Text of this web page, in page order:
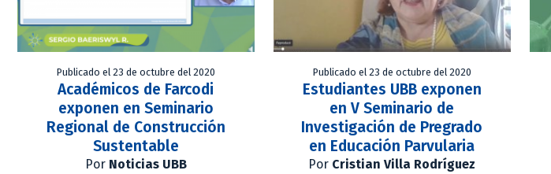
Publicado el 23 de octubre del 2020
Académicos de Farcodi
exponen en Seminario
Regional de Construcción
Sustentable
Por Noticias UBB
Publicado el 23 de octubre del 2020
Estudiantes UBB exponen
en V Seminario de
Investigación de Pregrado
en Educación Parvularia
Por Cristian Villa Rodríguez